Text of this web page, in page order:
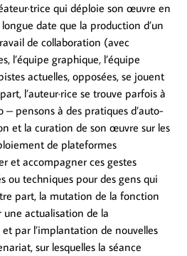
qui déploie son œuvre en
date que la production d’un
de collaboration (avec
l’équipe graphique, l’équipe
actuelles, opposées, se jouent
l’auteur·rice se trouve parfois à
pensons à des pratiques d’auto-
et la curation de son œuvre sur les
de plateformes
et accompagner ces gestes
ou techniques pour des gens qui
part, la mutation de la fonction
une actualisation de la
par l’implantation de nouvelles
sur lesquelles la séance